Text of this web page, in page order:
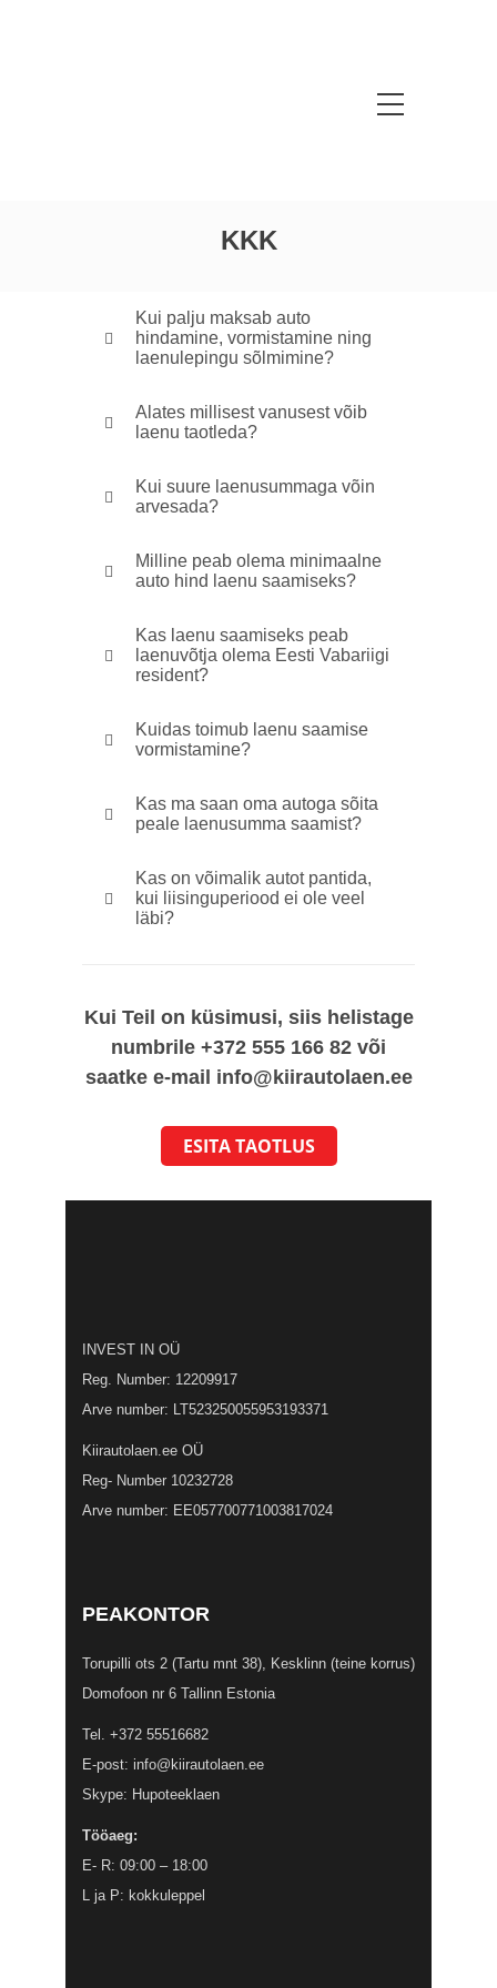
KKK
Kui palju maksab auto
hindamine, vormistamine ning
laenulepingu sõlmimine?
Alates millisest vanusest võib
laenu taotleda?
Kui suure laenusummaga võin
arvesada?
Milline peab olema minimaalne
auto hind laenu saamiseks?
Kas laenu saamiseks peab
laenuvõtja olema Eesti Vabariigi
resident?
Kuidas toimub laenu saamise
vormistamine?
Kas ma saan oma autoga sõita
peale laenusumma saamist?
Kas on võimalik autot pantida,
kui liisinguperiood ei ole veel
läbi?
Kui Teil on küsimusi, siis helistage
numbrile +372 555 166 82 või
saatke e-mail info@kiirautolaen.ee
ESITA TAOTLUS
INVEST IN OÜ
Reg. Number: 12209917
Arve number: LT523250055953193371
Kiirautolaen.ee OÜ
Reg- Number 10232728
Arve number: EE057700771003817024
PEAKONTOR
Torupilli ots 2 (Tartu mnt 38), Kesklinn (teine korrus)
Domofoon nr 6 Tallinn Estonia
Tel. +372 55516682
E-post: info@kiirautolaen.ee
Skype: Hupoteeklaen
Tööaeg:
E- R: 09:00 – 18:00
L ja P: kokkuleppel